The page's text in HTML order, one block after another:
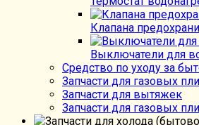
Клапана
Выключатели для
Средство по уходу за
Запчасти для газовых
Запчасти для вытяжек
Запчасти для газовых